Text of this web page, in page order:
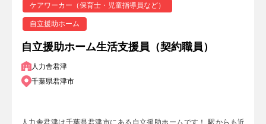
ケアワーカー（保育士・児童指導員など）
自立援助ホーム
自立援助ホーム生活支援員（契約職員）
人力舎君津
千葉県君津市
人力舎君津は千葉県君津市にある自立援助ホームです！ 駅からも近